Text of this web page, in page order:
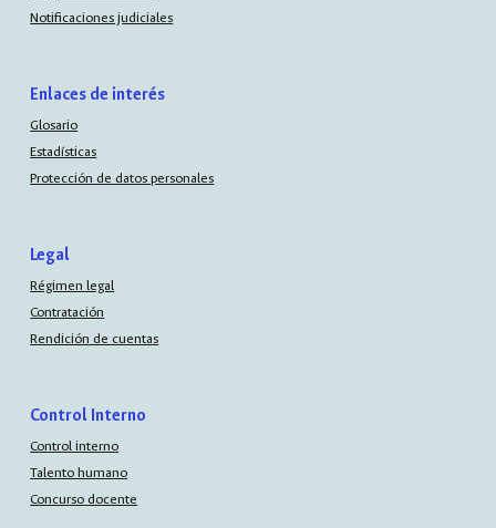
Notificaciones judiciales
Enlaces de interés
Glosario
Estadísticas
Protección de datos personales
Legal
Régimen legal
Contratación
Rendición de cuentas
Control Interno
Control interno
Talento humano
Concurso docente